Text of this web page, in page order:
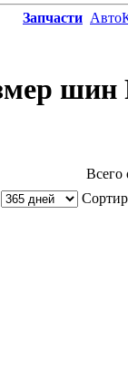
Запчасти
шин
Всего